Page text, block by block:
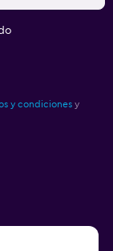
y condiciones y